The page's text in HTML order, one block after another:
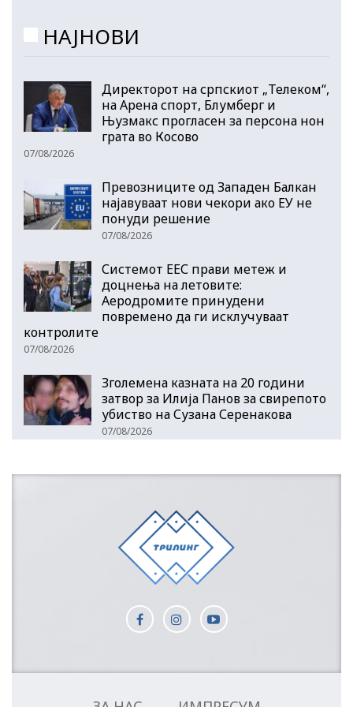
НАЈНОВИ
Директорот на српскиот „Телеком“,
на Арена спорт, Блумберг и
Њузмакс прогласен за персона нон
грата во Косово
07/08/2026
Превозниците од Западен Балкан
најавуваат нови чекори ако ЕУ не
понуди решение
07/08/2026
Системот ЕЕС прави метеж и
доцнења на летовите:
Аеродромите принудени
повремено да ги исклучуваат
контролите
07/08/2026
Зголемена казната на 20 години
затвор за Илија Панов за свирепото
убиство на Сузана Серенакова
07/08/2026